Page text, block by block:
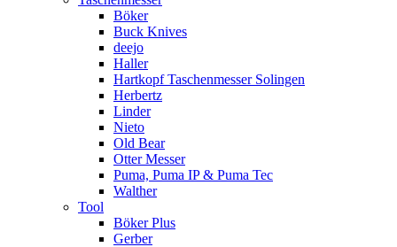
Böker
Buck Knives
deejo
Haller
Hartkopf Taschenmesser Solingen
Herbertz
Linder
Nieto
Old Bear
Otter Messer
Puma, Puma IP & Puma Tec
Walther
Tool
Böker Plus
Gerber